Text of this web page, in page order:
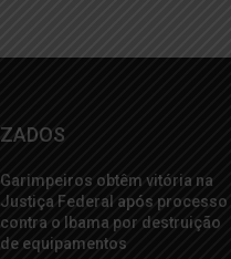
Garimpeiros obtêm vitória na
Justiça Federal após processo
contra o Ibama por destruição
de equipamentos